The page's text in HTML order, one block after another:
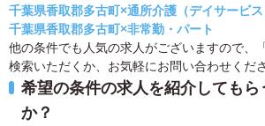
千葉県香取郡多古町×通所介護（デイサービス
千葉県香取郡多古町×非常勤・パート
他の条件でも人気の求人がございますので、
検索いただくか、お気軽にお問い合わせくださ
希望の条件の求人を紹介しても
か？